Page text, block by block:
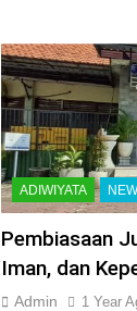
ADIWIYATA
Pembiasaan
Iman, dan
Admin 1 Year